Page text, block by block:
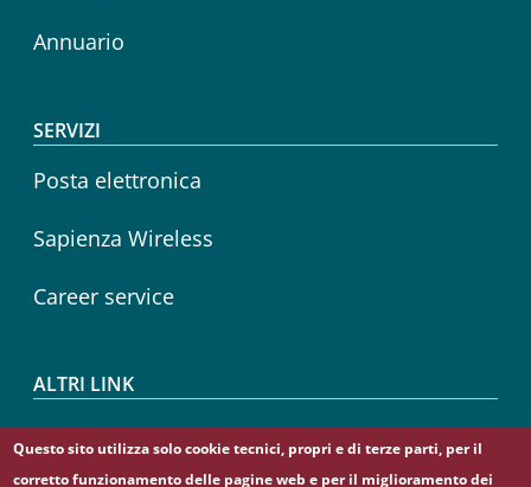
Annuario
SERVIZI
Posta elettronica
Sapienza Wireless
Career service
ALTRI LINK
CIAO
Questo sito utilizza solo cookie tecnici, propri e di terze parti, per il
corretto funzionamento delle pagine web e per il miglioramento dei